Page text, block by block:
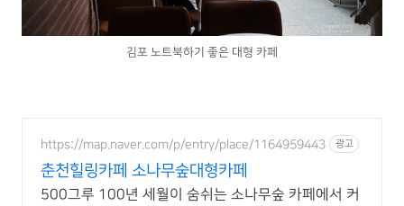
김포 노트북하기 좋은 대형 카페
https://map.naver.com/p/entry/place/1164959443 광고
춘천힐링카페 소나무숲대형카페
500그루 100년 세월이 숨쉬는 소나무숲 카페에서 커